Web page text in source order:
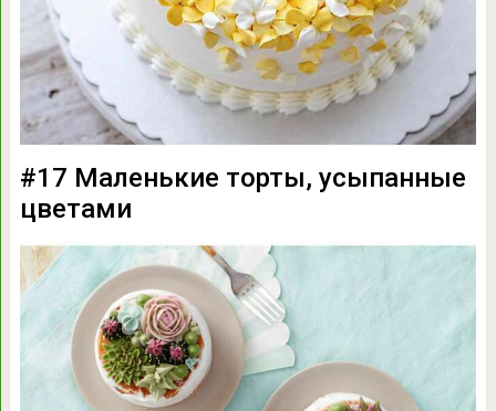
#17 Маленькие торты, усыпанные
цветами